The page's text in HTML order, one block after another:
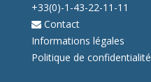
+33(0)-1-43-22-11-11
Contact
Informations légales
Politique de confidentialité